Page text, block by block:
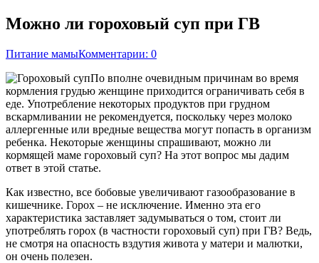
Можно ли гороховый суп при ГВ
Питание мамыКомментарии: 0
По вполне очевидным причинам во время
кормления грудью женщине приходится ограничивать себя в
еде. Употребление некоторых продуктов при грудном
вскармливании не рекомендуется, поскольку через молоко
аллергенные или вредные вещества могут попасть в организм
ребенка. Некоторые женщины спрашивают, можно ли
кормящей маме гороховый суп? На этот вопрос мы дадим
ответ в этой статье.
Как известно, все бобовые увеличивают газообразование в
кишечнике. Горох – не исключение. Именно эта его
характеристика заставляет задумываться о том, стоит ли
употреблять горох (в частности гороховый суп) при ГВ? Ведь,
не смотря на опасность вздутия живота у матери и малютки,
он очень полезен.